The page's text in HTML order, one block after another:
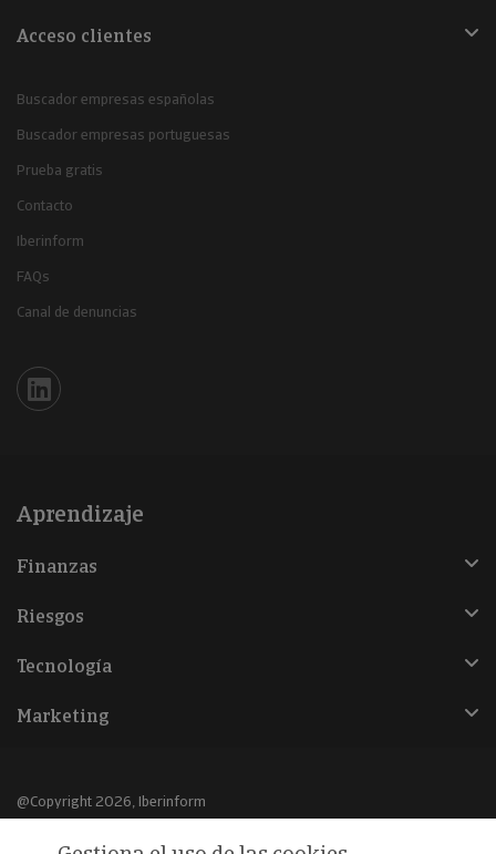
Acceso clientes
Buscador empresas españolas
Buscador empresas portuguesas
Prueba gratis
Contacto
Iberinform
FAQs
Canal de denuncias
Iberinform en Linkedin
Aprendizaje
Finanzas
Riesgos
Tecnología
Marketing
@Copyright 2026, Iberinform